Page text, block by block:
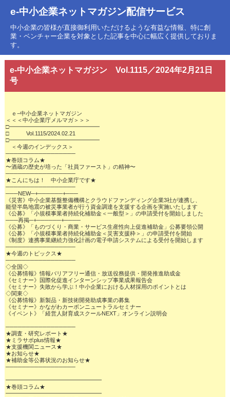
e-中小企業ネットマガジン配信サービス
中小企業の皆様が直接御利用いただけるような有益な情報、特に創
業・ベンチャー企業を対象とした記事を中心に幅広く提供しておりま
す。
e-中小企業ネットマガジン Vol.1115／2024年2月21日
号
ｅ−中小企業ネットマガジン
＜＜＜中小企業庁メルマガ＞＞＞
□━━━━━━━━━━━━━━━━
□　　　Vol.1115/2024.02.21
□━━━━━━━━━━━━━━━━
＜今週のインデックス＞
─────────────────
★巻頭コラム★
〜酒蔵の歴史が培った「社員ファースト」の精神〜
─────────────────
★こんにちは！　中小企業庁です★
─────────────────
───NEW─+──────+───
《災害》中小企業基盤整備機構とクラウドファンディング企業3社が連携し、
能登半島地震の被災事業者が行う資金調達を支援する企画を実施いたします
《公募》「小規模事業者持続化補助金＜一般型＞」の申請受付を開始しました
───再掲─+──────+────
《公募》「ものづくり・商業・サービス生産性向上促進補助金」公募要領公開
《公募》「小規模事業者持続化補助金＜災害支援枠＞」の申請受付を開始
《制度》連携事業継続力強化計画の電子申請システムによる受付を開始します
─────────────────
★今週のトピックス★
─────────────────
◇全国◇
《公募情報》情報バリアフリー通信・放送役務提供・開発推進助成金
《セミナー》国際化促進インターンシップ事業成果報告会
《セミナー》失敗から学ぶ！中小企業における人材採用のポイントとは
◇関東◇
《公募情報》新製品・新技術開発助成事業の募集
《セミナー》かながわカーボンニュートラルセミナー
《イベント》「経営人財育成スクールNEXT」オンライン説明会
─────────────────
★調査・研究レポート★
★ミラサポplus情報★
★支援機関ニュース★
★お知らせ★
★補助金等公募状況のお知らせ★
─────────────────
━━━━━━━━━━━━━━━━━
★巻頭コラム★
━━━━━━━━━━━━━━━━━